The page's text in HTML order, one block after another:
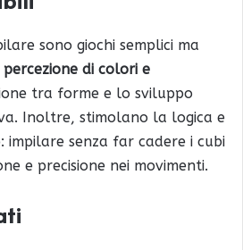
sono giochi semplici ma
di colori e
tra forme e lo sviluppo
Inoltre, stimolano la logica e
impilare senza far cadere i cubi
e precisione nei movimenti.